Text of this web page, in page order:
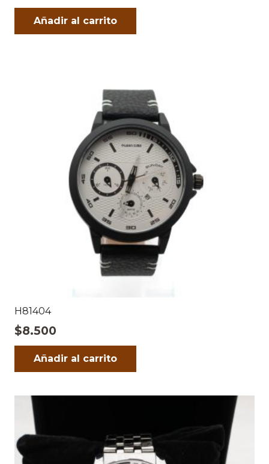
Añadir al carrito
H81404
$8.500
Añadir al carrito